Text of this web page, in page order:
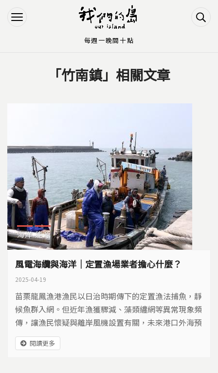
Jump to Navigation
Jump to Main content
「竹南鎮」相關文章
海洋 能源
風電海纜與海洋｜定置漁場業者擔心什麼？
2025-04-19
苗栗龍鳳漁港漁民以日治時期傳下的定置漁法捕魚，靜
候魚群入網。但近年漁獲驟減、藻類纏網等異常現象頻
傳，讓漁民懷疑與離岸風機設置有關，未來港口外海預
計還會設立更多風機，而且風機的海底電纜將通過漁
場，讓漁民憂心海洋環境會面臨更大衝擊......
閱讀更多
每週一晚間十點